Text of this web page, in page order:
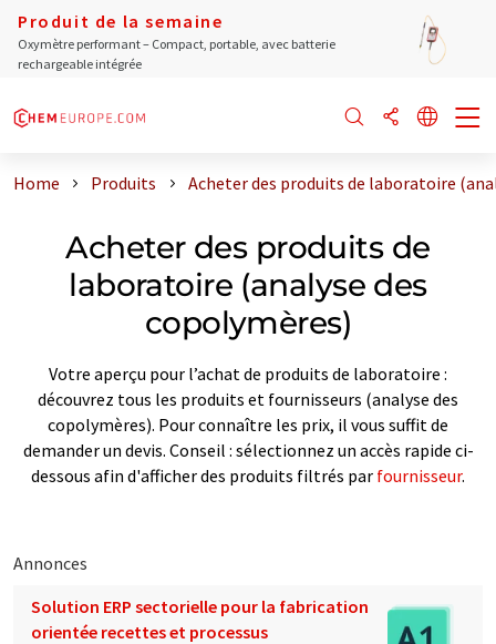
Produit de la semaine
Oxymètre performant – Compact, portable, avec batterie
rechargeable intégrée
Home Produits Acheter des produits de laboratoire
Acheter des produits de
laboratoire (analyse des
copolymères)
Votre aperçu pour l’achat de produits de laboratoire :
découvrez tous les produits et fournisseurs (analyse des
copolymères). Pour connaître les prix, il vous suffit de
demander un devis. Conseil : sélectionnez un accès rapide ci-
dessous afin d'afficher des produits filtrés par fournisseur.
Annonces
Solution ERP sectorielle pour la fabrication
orientée recettes et processus